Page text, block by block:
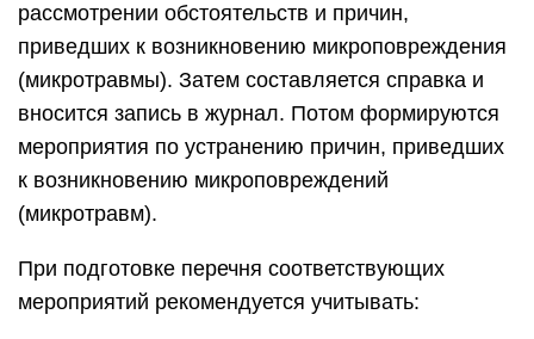
рассмотрении обстоятельств и причин,
приведших к возникновению микроповреждения
(микротравмы). Затем составляется справка и
вносится запись в журнал. Потом формируются
мероприятия по устранению причин, приведших
к возникновению микроповреждений
(микротравм).
При подготовке перечня соответствующих
мероприятий рекомендуется учитывать: